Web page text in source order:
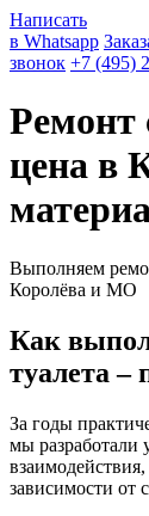
Написать
в Whatsapp
звонок +7 (495)
Ремонт
цена в
Выполняем
Королёва и МО
Как
туалета –
За годы
мы разработали
зависимости от